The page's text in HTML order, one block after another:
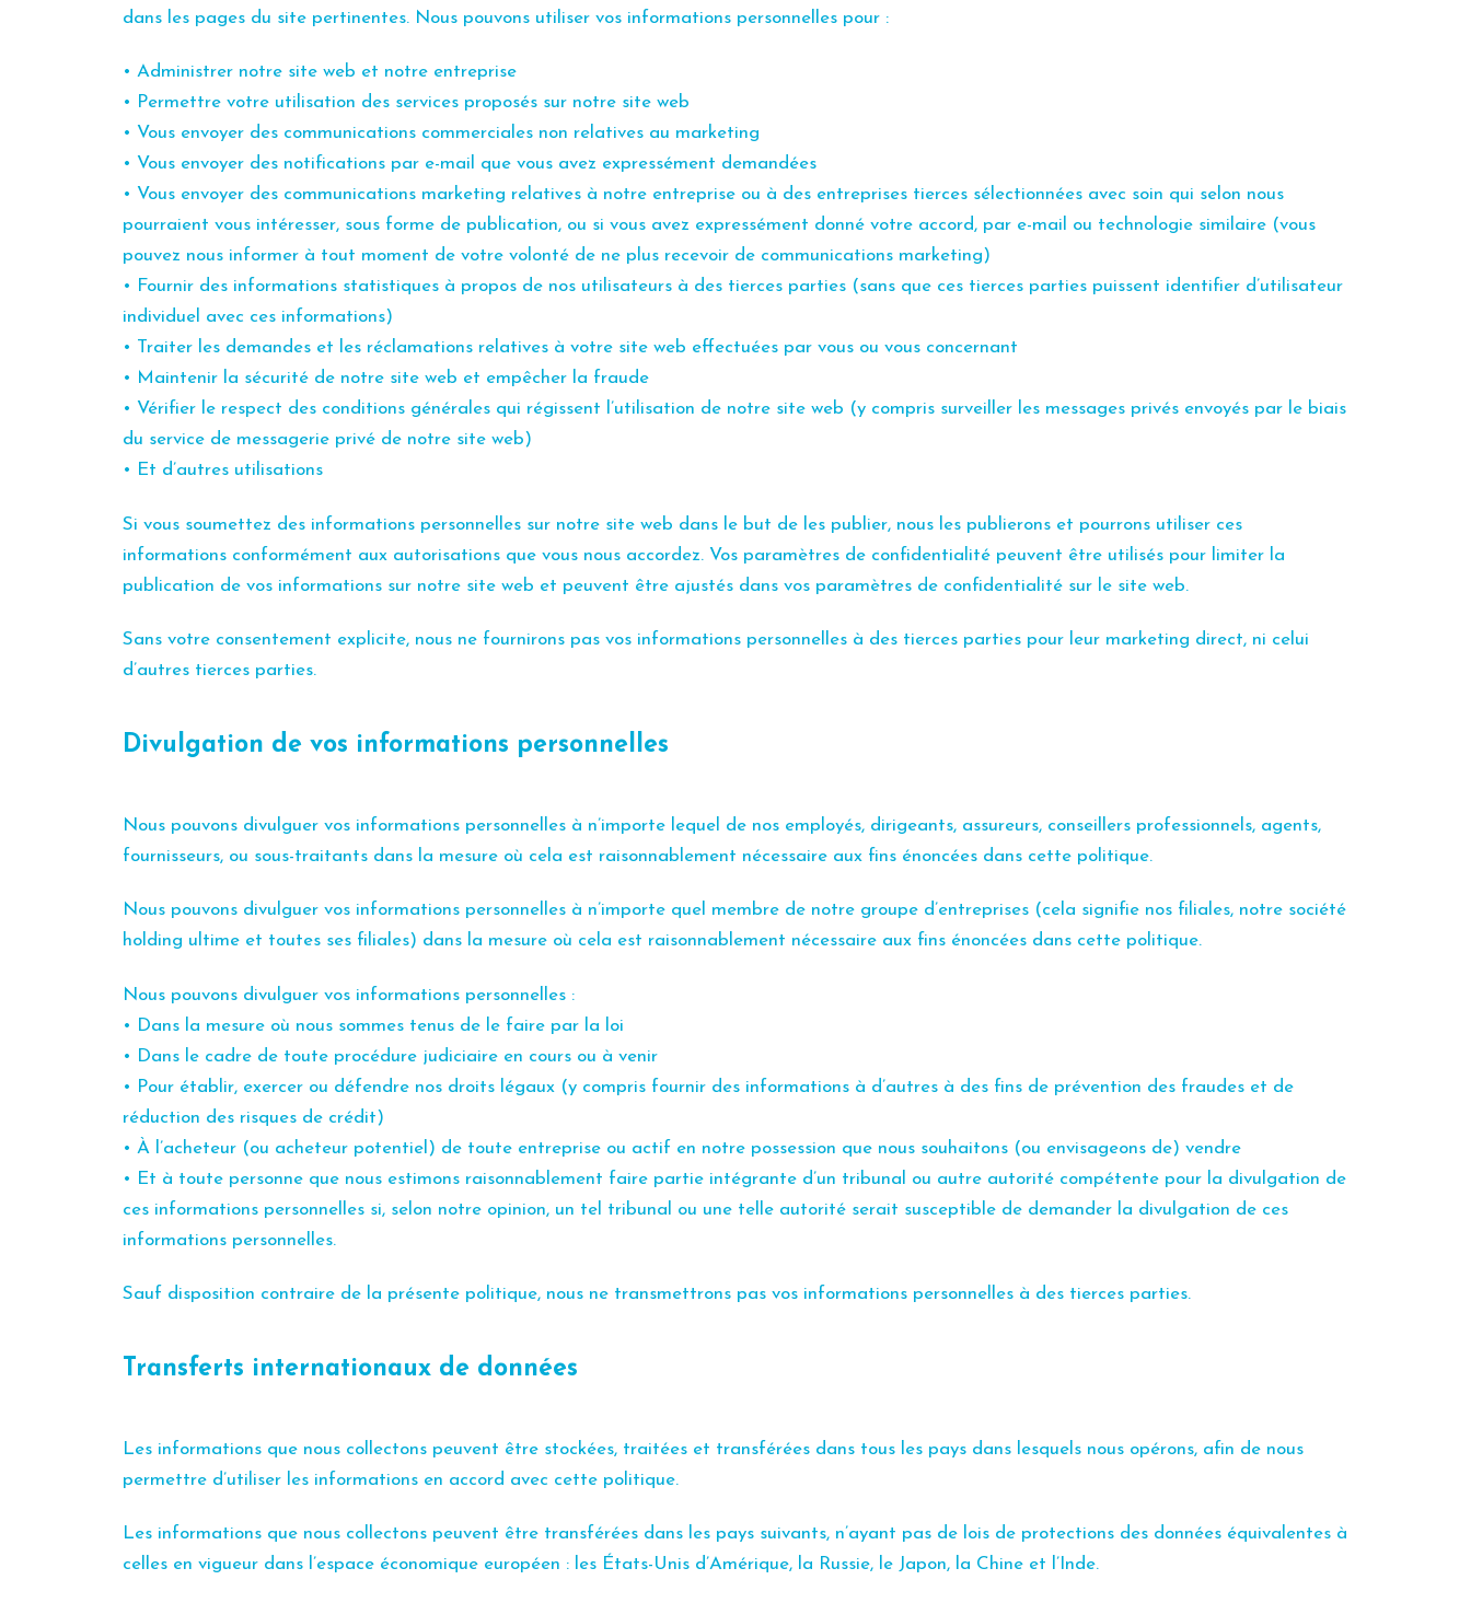
dans les pages du site pertinentes. Nous pouvons utiliser vos informations personnelles pour :
• Administrer notre site web et notre entreprise
• Permettre votre utilisation des services proposés sur notre site web
• Vous envoyer des communications commerciales non relatives au marketing
• Vous envoyer des notifications par e-mail que vous avez expressément demandées
• Vous envoyer des communications marketing relatives à notre entreprise ou à des entreprises tierces sélectionnées avec soin qui selon nous
pourraient vous intéresser, sous forme de publication, ou si vous avez expressément donné votre accord, par e-mail ou technologie similaire (vous
pouvez nous informer à tout moment de votre volonté de ne plus recevoir de communications marketing)
• Fournir des informations statistiques à propos de nos utilisateurs à des tierces parties (sans que ces tierces parties puissent identifier d’utilisateur
individuel avec ces informations)
• Traiter les demandes et les réclamations relatives à votre site web effectuées par vous ou vous concernant
• Maintenir la sécurité de notre site web et empêcher la fraude
• Vérifier le respect des conditions générales qui régissent l’utilisation de notre site web (y compris surveiller les messages privés envoyés par le biais
du service de messagerie privé de notre site web)
• Et d’autres utilisations
Si vous soumettez des informations personnelles sur notre site web dans le but de les publier, nous les publierons et pourrons utiliser ces
informations conformément aux autorisations que vous nous accordez. Vos paramètres de confidentialité peuvent être utilisés pour limiter la
publication de vos informations sur notre site web et peuvent être ajustés dans vos paramètres de confidentialité sur le site web.
Sans votre consentement explicite, nous ne fournirons pas vos informations personnelles à des tierces parties pour leur marketing direct, ni celui
d’autres tierces parties.
Divulgation de vos informations personnelles
Nous pouvons divulguer vos informations personnelles à n’importe lequel de nos employés, dirigeants, assureurs, conseillers professionnels, agents,
fournisseurs, ou sous-traitants dans la mesure où cela est raisonnablement nécessaire aux fins énoncées dans cette politique.
Nous pouvons divulguer vos informations personnelles à n’importe quel membre de notre groupe d’entreprises (cela signifie nos filiales, notre société
holding ultime et toutes ses filiales) dans la mesure où cela est raisonnablement nécessaire aux fins énoncées dans cette politique.
Nous pouvons divulguer vos informations personnelles :
• Dans la mesure où nous sommes tenus de le faire par la loi
• Dans le cadre de toute procédure judiciaire en cours ou à venir
• Pour établir, exercer ou défendre nos droits légaux (y compris fournir des informations à d’autres à des fins de prévention des fraudes et de
réduction des risques de crédit)
• À l’acheteur (ou acheteur potentiel) de toute entreprise ou actif en notre possession que nous souhaitons (ou envisageons de) vendre
• Et à toute personne que nous estimons raisonnablement faire partie intégrante d’un tribunal ou autre autorité compétente pour la divulgation de
ces informations personnelles si, selon notre opinion, un tel tribunal ou une telle autorité serait susceptible de demander la divulgation de ces
informations personnelles.
Sauf disposition contraire de la présente politique, nous ne transmettrons pas vos informations personnelles à des tierces parties.
Transferts internationaux de données
Les informations que nous collectons peuvent être stockées, traitées et transférées dans tous les pays dans lesquels nous opérons, afin de nous
permettre d’utiliser les informations en accord avec cette politique.
Les informations que nous collectons peuvent être transférées dans les pays suivants, n’ayant pas de lois de protections des données équivalentes à
celles en vigueur dans l’espace économique européen : les États-Unis d’Amérique, la Russie, le Japon, la Chine et l’Inde.